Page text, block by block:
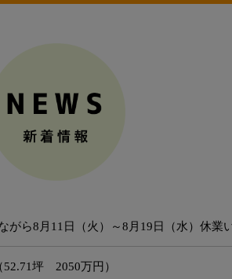
がら8月11日（火）～8月19日（水）休業
坪 2050万円）